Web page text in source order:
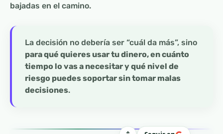
bajadas en el camino.
La decisión no debería ser “cuál da más”, sino
para qué quieres usar tu dinero, en cuánto
tiempo lo vas a necesitar y qué nivel de
riesgo puedes soportar sin tomar malas
decisiones.